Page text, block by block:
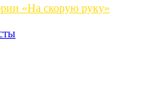
«На скорую руку»